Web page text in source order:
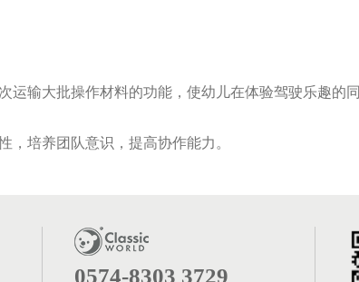
输大批操作材料的功能，使幼儿在体验驾驶乐趣的
，培养团队意识，提高协作能力。
0574-8303 3729